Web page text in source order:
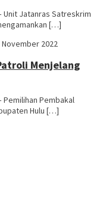
Unit Jatanras Satreskrim
[…]
November 2022
Menjelang
Pemilihan Pembakal
Hulu […]